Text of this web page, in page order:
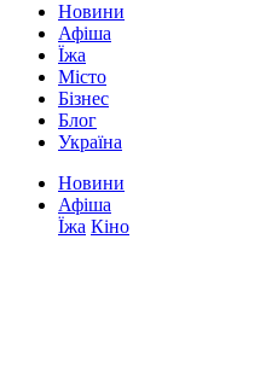
Новини
Афіша
Їжа
Місто
Бізнес
Блог
Україна
Новини
Афіша
Їжа Кіно